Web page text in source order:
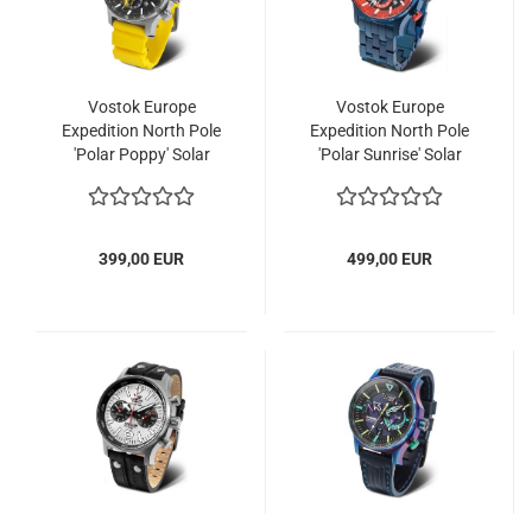
Vostok Europe
Expedition North Pole
'Polar Poppy' Solar
399,00 EUR
Vostok Europe
Expedition North Pole
'Polar Sunrise' Solar
499,00 EUR